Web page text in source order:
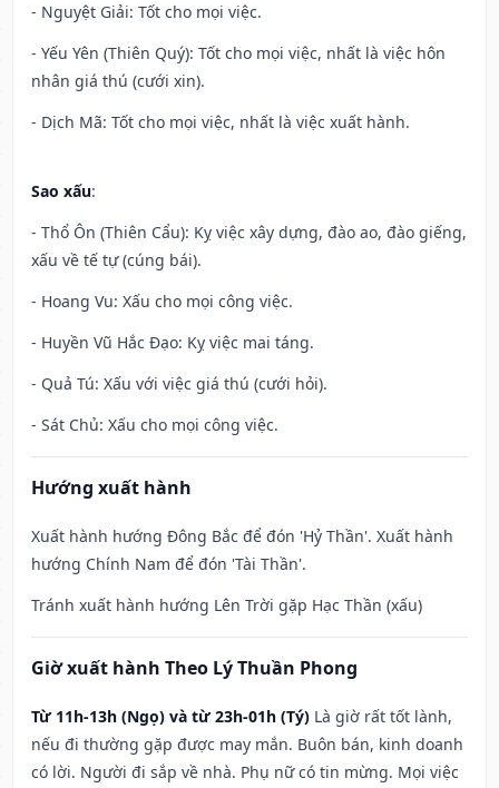
- Nguyệt Giải: Tốt cho mọi việc.
- Yếu Yên (Thiên Quý): Tốt cho mọi việc, nhất là việc hôn
nhân giá thú (cưới xin).
- Dịch Mã: Tốt cho mọi việc, nhất là việc xuất hành.
Sao xấu:
- Thổ Ôn (Thiên Cẩu): Kỵ việc xây dựng, đào ao, đào giếng,
xấu về tế tự (cúng bái).
- Hoang Vu: Xấu cho mọi công việc.
- Huyền Vũ Hắc Đạo: Kỵ việc mai táng.
- Quả Tú: Xấu với việc giá thú (cưới hỏi).
- Sát Chủ: Xấu cho mọi công việc.
Hướng xuất hành
Xuất hành hướng Đông Bắc để đón 'Hỷ Thần'. Xuất hành
hướng Chính Nam để đón 'Tài Thần'.
Tránh xuất hành hướng Lên Trời gặp Hạc Thần (xấu)
Giờ xuất hành Theo Lý Thuần Phong
Từ 11h-13h (Ngọ) và từ 23h-01h (Tý) Là giờ rất tốt lành,
nếu đi thường gặp được may mắn. Buôn bán, kinh doanh
có lời. Người đi sắp về nhà. Phụ nữ có tin mừng. Mọi việc